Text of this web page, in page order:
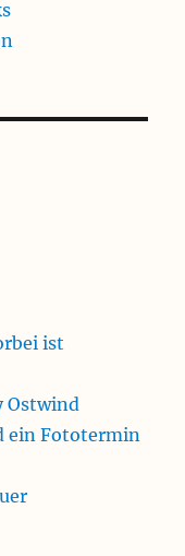
ist
Ostwind
ein Fototermin